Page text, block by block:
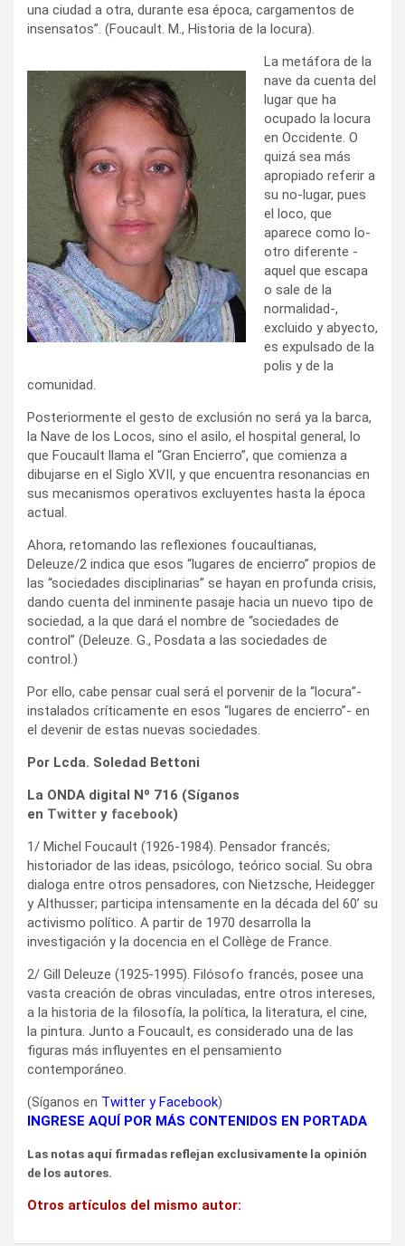
una ciudad a otra, durante esa época, cargamentos de
insensatos”. (Foucault. M., Historia de la locura).
La metáfora de la
nave da cuenta del
lugar que ha
ocupado la locura
en Occidente. O
quizá sea más
apropiado referir a
su no-lugar, pues
el loco, que
aparece como lo-
otro diferente -
aquel que escapa
o sale de la
normalidad-,
excluido y abyecto,
es expulsado de la
polis y de la
comunidad.
Posteriormente el gesto de exclusión no será ya la barca,
la Nave de los Locos, sino el asilo, el hospital general, lo
que Foucault llama el “Gran Encierro”, que comienza a
dibujarse en el Siglo XVII, y que encuentra resonancias en
sus mecanismos operativos excluyentes hasta la época
actual.
Ahora, retomando las reflexiones foucaultianas,
Deleuze/2 indica que esos “lugares de encierro” propios de
las “sociedades disciplinarias” se hayan en profunda crisis,
dando cuenta del inminente pasaje hacia un nuevo tipo de
sociedad, a la que dará el nombre de “sociedades de
control” (Deleuze. G., Posdata a las sociedades de
control.)
Por ello, cabe pensar cual será el porvenir de la “locura”-
instalados críticamente en esos “lugares de encierro”- en
el devenir de estas nuevas sociedades.
Por Lcda. Soledad Bettoni
La ONDA digital Nº 716 (Síganos
en Twitter y facebook)
1/ Michel Foucault (1926-1984). Pensador francés;
historiador de las ideas, psicólogo, teórico social. Su obra
dialoga entre otros pensadores, con Nietzsche, Heidegger
y Althusser; participa intensamente en la década del 60’ su
activismo político. A partir de 1970 desarrolla la
investigación y la docencia en el Collège de France.
2/ Gill Deleuze (1925-1995). Filósofo francés, posee una
vasta creación de obras vinculadas, entre otros intereses,
a la historia de la filosofía, la política, la literatura, el cine,
la pintura. Junto a Foucault, es considerado una de las
figuras más influyentes en el pensamiento
contemporáneo.
(Síganos en Twitter yFacebook)
INGRESE AQUÍ POR MÁS CONTENIDOS EN PORTADA
Las notas aquí firmadas reflejan exclusivamente la opinión
de los autores.
Otros artículos del mismo autor: